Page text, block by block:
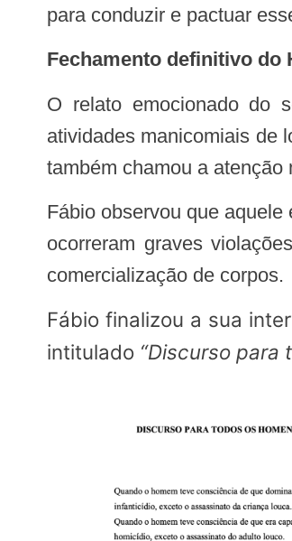
para conduzir e pactuar
Fechamento definitivo
O relato emocionado do secretário estadual de saúde de Minas Gerais, Fábio Baccheretti, acerca do encerramento das
atividades manicomiais de
também chamou a atenção
Fábio observou que aquele era o momento mais marcante de toda a sua gestão frente à secretaria e observou que naquele local
ocorreram graves
comercialização de corpos.
Fábio finalizou a sua
intitulado “Discurso para